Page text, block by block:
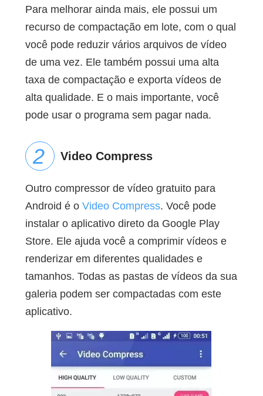
Para melhorar ainda mais, ele possui um
recurso de compactação em lote, com o qual
você pode reduzir vários arquivos de vídeo
de uma vez. Ele também possui uma alta
taxa de compactação e exporta vídeos de
alta qualidade. E o mais importante, você
pode usar o programa sem pagar nada.
Video Compress
Outro compressor de vídeo gratuito para
Android é o Video Compress. Você pode
instalar o aplicativo direto da Google Play
Store. Ele ajuda você a comprimir vídeos e
renderizar em diferentes qualidades e
tamanhos. Todas as pastas de vídeos da sua
galeria podem ser compactadas com este
aplicativo.